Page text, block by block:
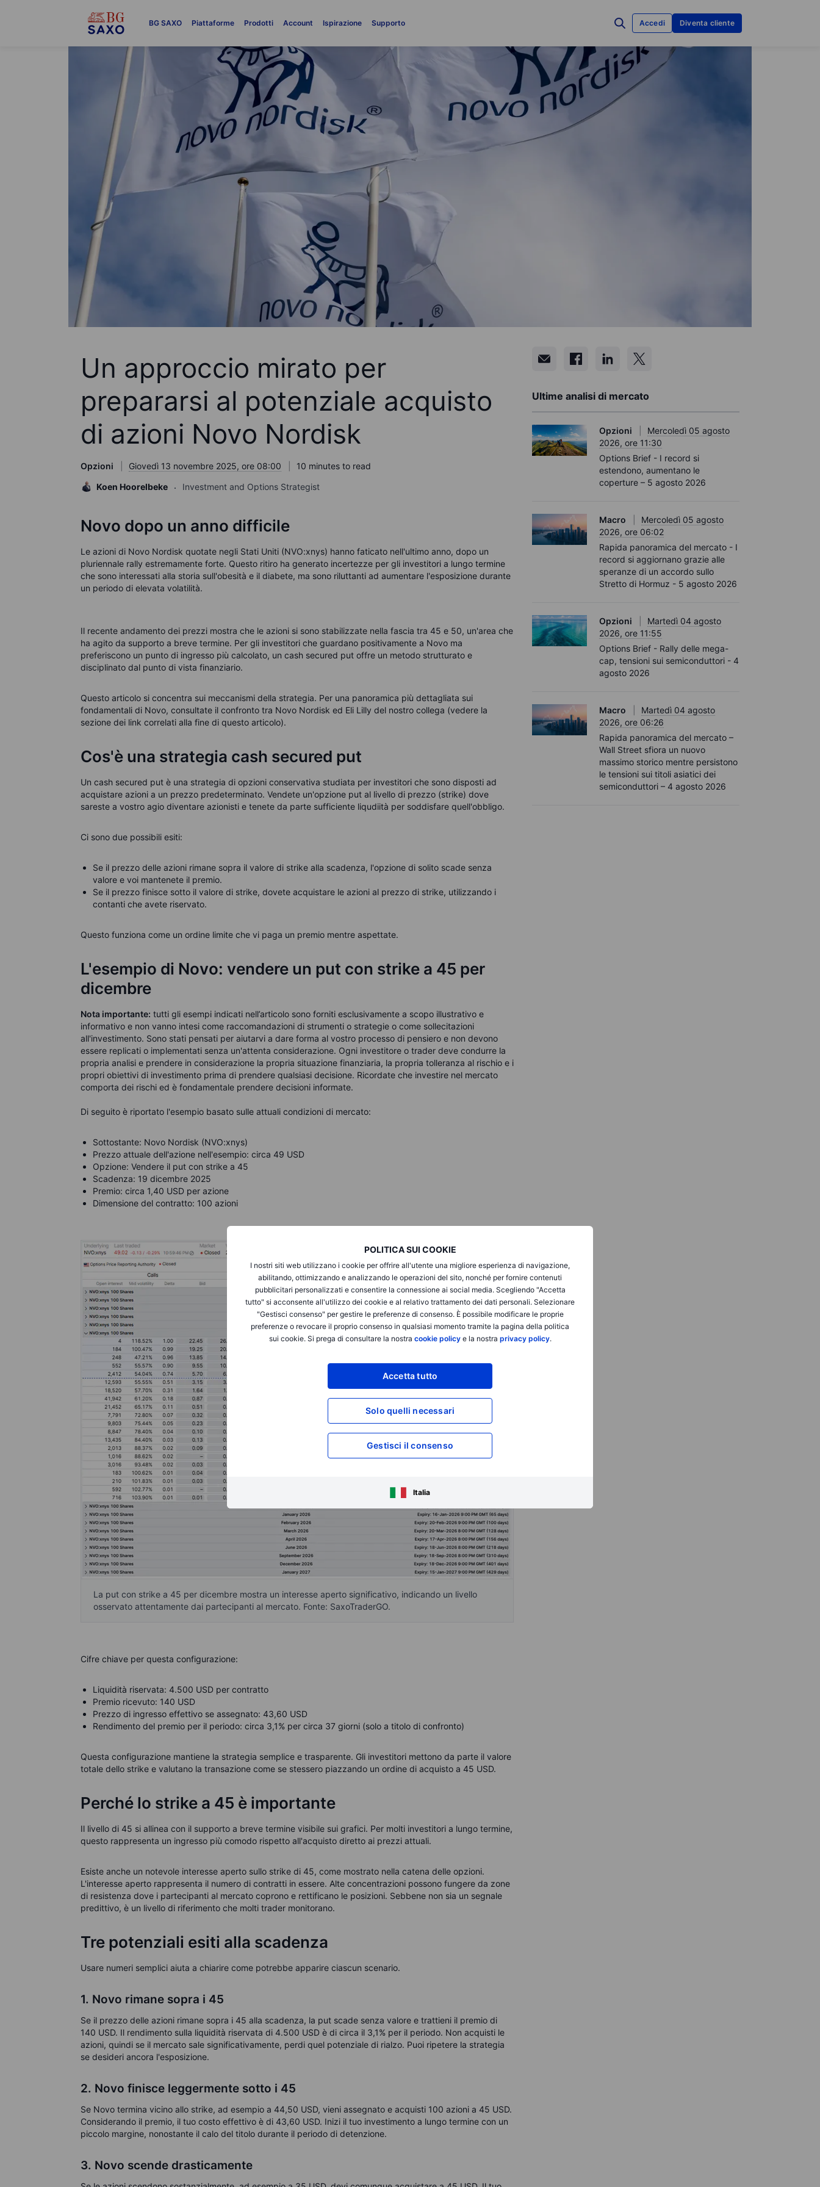
BG SAXO Piattaforme Prodotti Account Ispirazione Supporto Accedi Diventa cliente
POLITICA SUI COOKIE
I nostri siti web utilizzano i cookie per offrire all'utente una migliore esperienza di navigazione,
abilitando, ottimizzando e analizzando le operazioni del sito, nonché per fornire contenuti
pubblicitari personalizzati e consentire la connessione ai social media. Scegliendo "Accetta
tutto" si acconsente all'utilizzo dei cookie e al relativo trattamento dei dati personali. Selezionare
"Gestisci consenso" per gestire le preferenze di consenso. È possibile modificare le proprie
preferenze o revocare il proprio consenso in qualsiasi momento tramite la pagina della politica
sui cookie. Si prega di consultare la nostra cookie policye la nostra privacy policy.
Accetta tutto
Solo quelli necessari
Gestisci il consenso
Italia
Un approccio mirato per
prepararsi al potenziale acquisto
di azioni Novo Nordisk
Opzioni Giovedì 13 novembre 2025, ore 08:00
10 minutes to read
Koen Hoorelbeke
Investment and Options Strategist
Novo dopo un anno difficile
Le azioni di Novo Nordisk quotate negli Stati Uniti (NVO:xnys) hanno faticato nell'ultimo anno, dopo un
pluriennale rally estremamente forte. Questo ritiro ha generato incertezze per gli investitori a lungo termine
che sono interessati alla storia sull'obesità e il diabete, ma sono riluttanti ad aumentare l'esposizione durante
un periodo di elevata volatilità.
Il recente andamento dei prezzi mostra che le azioni si sono stabilizzate nella fascia tra 45 e 50, un'area che
ha agito da supporto a breve termine. Per gli investitori che guardano positivamente a Novo ma
preferiscono un punto di ingresso più calcolato, un cash secured put offre un metodo strutturato e
disciplinato dal punto di vista finanziario.
Questo articolo si concentra sui meccanismi della strategia. Per una panoramica più dettagliata sui
fondamentali di Novo, consultate il confronto tra Novo Nordisk ed Eli Lilly del nostro collega (vedere la
sezione dei link correlati alla fine di questo articolo).
Cos'è una strategia cash secured put
Un cash secured put è una strategia di opzioni conservativa studiata per investitori che sono disposti ad
acquistare azioni a un prezzo predeterminato. Vendete un'opzione put al livello di prezzo (strike) dove
sareste a vostro agio diventare azionisti e tenete da parte sufficiente liqudiità per soddisfare quell'obbligo.
Ci sono due possibili esiti:
Se il prezzo delle azioni rimane sopra il valore di strike alla scadenza, l'opzione di solito scade senza
valore e voi mantenete il premio.
Se il prezzo finisce sotto il valore di strike, dovete acquistare le azioni al prezzo di strike, utilizzando i
contanti che avete riservato.
Questo funziona come un ordine limite che vi paga un premio mentre aspettate.
L'esempio di Novo: vendere un put con strike a 45 per
dicembre
Nota importante: tutti gli esempi indicati nell’articolo sono forniti esclusivamente a scopo illustrativo e
informativo e non vanno intesi come raccomandazioni di strumenti o strategie o come sollecitazioni
all'investimento. Sono stati pensati per aiutarvi a dare forma al vostro processo di pensiero e non devono
essere replicati o implementati senza un'attenta considerazione. Ogni investitore o trader deve condurre la
propria analisi e prendere in considerazione la propria situazione finanziaria, la propria tolleranza al rischio e i
propri obiettivi di investimento prima di prendere qualsiasi decisione. Ricordate che investire nel mercato
comporta dei rischi ed è fondamentale prendere decisioni informate.
Di seguito è riportato l'esempio basato sulle attuali condizioni di mercato:
Sottostante: Novo Nordisk (NVO:xnys)
Prezzo attuale dell'azione nell'esempio: circa 49 USD
Opzione: Vendere il put con strike a 45
Scadenza: 19 dicembre 2025
Premio: circa 1,40 USD per azione
Dimensione del contratto: 100 azioni
La put con strike a 45 per dicembre mostra un interesse aperto significativo, indicando un livello
osservato attentamente dai partecipanti al mercato. Fonte: SaxoTraderGO.
Cifre chiave per questa configurazione:
Liquidità riservata: 4.500 USD per contratto
Premio ricevuto: 140 USD
Prezzo di ingresso effettivo se assegnato: 43,60 USD
Rendimento del premio per il periodo: circa 3,1% per circa 37 giorni (solo a titolo di confronto)
Questa configurazione mantiene la strategia semplice e trasparente. Gli investitori mettono da parte il valore
totale dello strike e valutano la transazione come se stessero piazzando un ordine di acquisto a 45 USD.
Perché lo strike a 45 è importante
Il livello di 45 si allinea con il supporto a breve termine visibile sui grafici. Per molti investitori a lungo termine,
questo rappresenta un ingresso più comodo rispetto all'acquisto diretto ai prezzi attuali.
Esiste anche un notevole interesse aperto sullo strike di 45, come mostrato nella catena delle opzioni.
L'interesse aperto rappresenta il numero di contratti in essere. Alte concentrazioni possono fungere da zone
di resistenza dove i partecipanti al mercato coprono e rettificano le posizioni. Sebbene non sia un segnale
predittivo, è un livello di riferimento che molti trader monitorano.
Tre potenziali esiti alla scadenza
Usare numeri semplici aiuta a chiarire come potrebbe apparire ciascun scenario.
1. Novo rimane sopra i 45
Se il prezzo delle azioni rimane sopra i 45 alla scadenza, la put scade senza valore e trattieni il premio di
140 USD. Il rendimento sulla liquidità riservata di 4.500 USD è di circa il 3,1% per il periodo. Non acquisti le
azioni, quindi se il mercato sale significativamente, perdi quel potenziale di rialzo. Puoi ripetere la strategia
se desideri ancora l'esposizione.
2. Novo finisce leggermente sotto i 45
Se Novo termina vicino allo strike, ad esempio a 44,50 USD, vieni assegnato e acquisti 100 azioni a 45 USD.
Considerando il premio, il tuo costo effettivo è di 43,60 USD. Inizi il tuo investimento a lungo termine con un
piccolo margine, nonostante il calo del titolo durante il periodo di detenzione.
3. Novo scende drasticamente
Ultime analisi di mercato
Opzioni
Mercoledì 05 agosto
2026, ore 11:30
Options Brief - I record si
estendono, aumentano le
coperture – 5 agosto 2026
Macro
Mercoledì 05 agosto
2026, ore 06:02
Rapida panoramica del mercato - I
record si aggiornano grazie alle
speranze di un accordo sullo
Stretto di Hormuz - 5 agosto 2026
Opzioni
Martedì 04 agosto
2026, ore 11:55
Options Brief - Rally delle mega-
cap, tensioni sui semiconduttori - 4
agosto 2026
Macro
Martedì 04 agosto
2026, ore 06:26
Rapida panoramica del mercato –
Wall Street sfiora un nuovo
massimo storico mentre persistono
le tensioni sui titoli asiatici dei
semiconduttori – 4 agosto 2026